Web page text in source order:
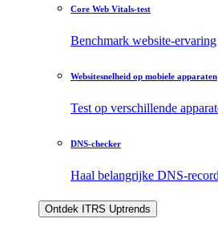
Core Web Vitals-test
Benchmark website-ervaring
Websitesnelheid op mobiele apparaten
Test op verschillende
DNS-checker
Haal belangrijke DNS-
Ontdek ITRS Uptrends